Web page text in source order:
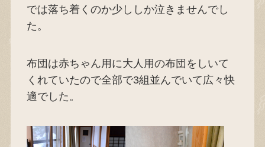
では落ち着くのか少ししか泣きませんでし
た。
布団は赤ちゃん用に大人用の布団をしいて
くれていたので全部で3組並んでいて広々快
適でした。